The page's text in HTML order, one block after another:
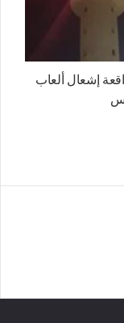
إشعال ألعاب